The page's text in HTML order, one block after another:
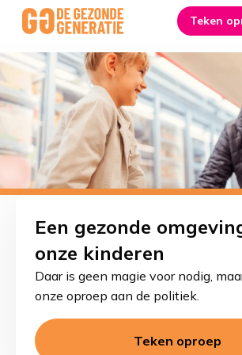
Link
to
homepage
Teken
Een gezonde
onze kinderen
Daar is geen magie voor nodig,
onze oproep aan de politiek.
Teken oproep